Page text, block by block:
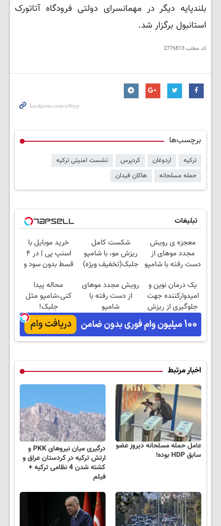
بلندپایه دیگر در مهمانسرای دولتی فرودگاه آتاتورک
استانبول برگزار شد.
کد مطلب2776813
برچسب‌ها
ترکیه اردوغان کردپرس
نشست امنیتی ترکیه
حمله مسلحانه
هاکان فیدان
تبلیغات
معجزه ی رویش
مجدد موهای از
دست رفته با شامپو
شکست کامل
ریزش مو، با شامپو
جلبک(تخفیف ویژه)
خرید موبایل با
اسنپ پی | در ۴
قسط بدون سود و
یک درمان نوین و
امیدوارکننده جهت
جلوگیری از ریزش
مو
رویش مجدد موهای
از دست رفته با
شامپو
جلبک45%تخفیف تا
امشب
محاله پیدا
کنی،شامپو مثل
جلبک!
ضدریزش+رویش
مجدد40%تخفیف
اخبار مرتبط
عامل حمله مسلحانه دیروز عضو
سابق HDP بوده!
درگیری میان نیروهای PKK و
ارتش ترکیه در کردستان عراق و
کشته شدن 4 نظامی ترکیه +
فیلم